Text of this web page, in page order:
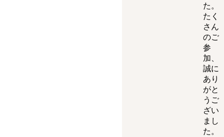
た。
たく
さん
のご
参
加、
誠に
あり
がと
うご
ざい
まし
た。